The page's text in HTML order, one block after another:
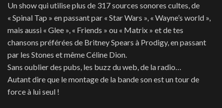
Un show qui utilise plus de 317 sources sonores cultes, de
« Spinal Tap » en passant par « Star Wars », « Wayne’s world »,
mais aussi « Glee », « Friends » ou « Matrix » et de tes
chansons préférées de Britney Spears à Prodigy, en passant
par les Stones et même Céline Dion.
Sans oublier des pubs, les buzz du web, de la radio…
Autant dire que le montage de la bande son est un tour de
force à lui seul !